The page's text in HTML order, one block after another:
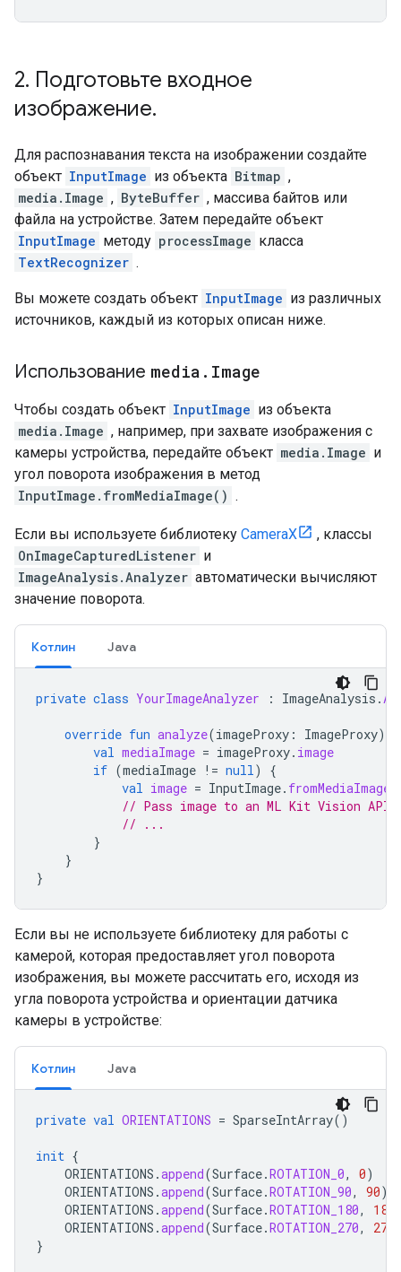
2. Подготовьте входное
изображение.
Для распознавания текста на изображении создайте
объект InputImage из объекта Bitmap ,
media.Image , ByteBuffer , массива байтов или
файла на устройстве. Затем передайте объект
InputImage методу processImage класса
TextRecognizer .
Вы можете создать объект InputImage из различных
источников, каждый из которых описан ниже.
Использование media . Image
Чтобы создать объект InputImage из объекта
media.Image , например, при захвате изображения с
камеры устройства, передайте объект media.Image и
угол поворота изображения в метод
InputImage.fromMediaImage() .
Если вы используете библиотеку CameraX
, классы
OnImageCapturedListener и
ImageAnalysis.Analyzer автоматически вычисляют
значение поворота.
Котлин Java
private class YourImageAnalyzer : ImageAnalysis .
override fun analyze(imageProxy : ImageProxy)
val mediaImage = imageProxy. image
if (mediaImage != null)
{
val image = InputImage. fromMediaImage
// Pass image to an ML Kit Vision API
// ...
}
}
}
Если вы не используете библиотеку для работы с
камерой, которая предоставляет угол поворота
изображения, вы можете рассчитать его, исходя из
угла поворота устройства и ориентации датчика
камеры в устройстве:
Котлин Java
private val ORIENTATIONS = SparseIntArray()
init {
ORIENTATIONS .append(Surface.ROTATION_0, 0)
ORIENTATIONS .append(Surface.ROTATION_90, 90)
ORIENTATIONS .append(Surface.ROTATION_180, 180
ORIENTATIONS .append(Surface.ROTATION_270, 270
}